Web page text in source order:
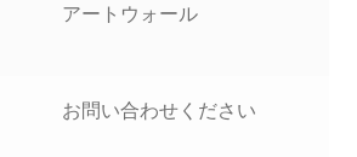
アートウォール
お問い合わせください